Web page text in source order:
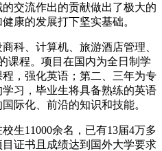
交流作出的贡献做出了极大的
康的发展打下坚实基础。
科、计算机、旅游酒店管理、
课程。项目在国内为全日制学
，强化英语；第二、三年为专
习，毕业生将具备熟练的英语
际化、前沿的知识和技能。
生11000余名，已有13届4万多
证书且成绩达到国外大学要求